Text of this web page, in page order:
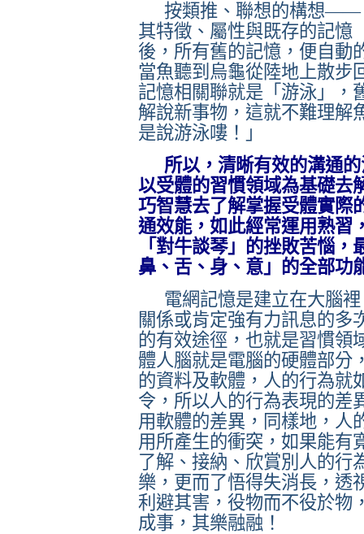
按類推、聯想的構想——
其特徵、屬性與既存的記憶
後，所有舊的記憶，便自動
當魚聽到烏龜從陸地上散步
記憶相關聯就是「游泳」，
解說新事物，這就不難理解
是說游泳嘍！」
所以，清晰有效的溝通
以受體的習慣領域為基礎去
巧智慧去了解掌握受體實際
通效能，如此經常運用熟習
「對牛談琴」的挫敗苦惱
鼻、舌、身、意」的全部功
電網記憶是建立在大腦
關係或肯定強有力訊息的多
的有效途徑，也就是習慣領
體人腦就是電腦的硬體部分
的資料及軟體，人的行為就
令，所以人的行為表現的差
用軟體的差異，同樣地，人
用所產生的衝突，如果能有
了解、接納、欣賞別人的行
樂，更而了悟得失消長，透
利避其害，役物而不役於物
成事，其樂融融！